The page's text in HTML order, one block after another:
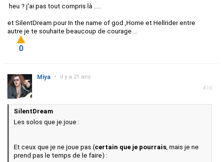
heu ? j'ai pas tout compris là .....
et SilentDream pour In the name of god ,Home et Hellrider entre
autre je te souhaite beaucoup de courage ...
0
#16
Miya • il y a 21 ans
SilentDream
Les solos que je joue :
Et ceux que je ne joue pas (certain que je pourrais, mais je ne
prend pas le temps de le faire) :